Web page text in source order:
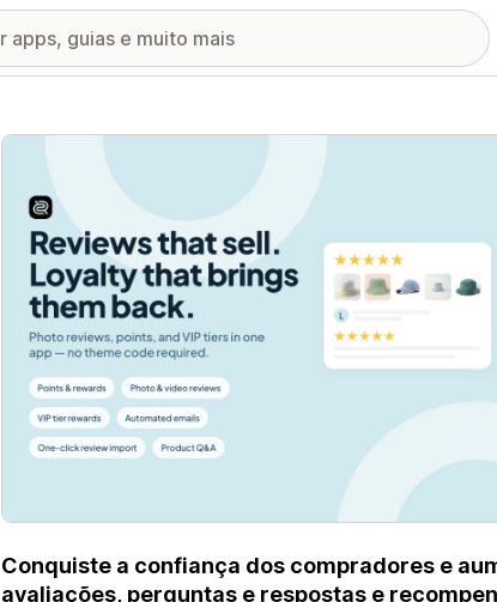
Galeria de imagens em destaque
Conquiste a confiança dos compradores e
avaliações, perguntas e respostas e